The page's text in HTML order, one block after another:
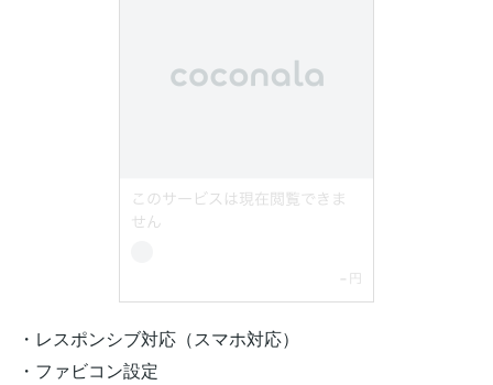
・レスポンシブ対応（スマホ対応）
・ファビコン設定